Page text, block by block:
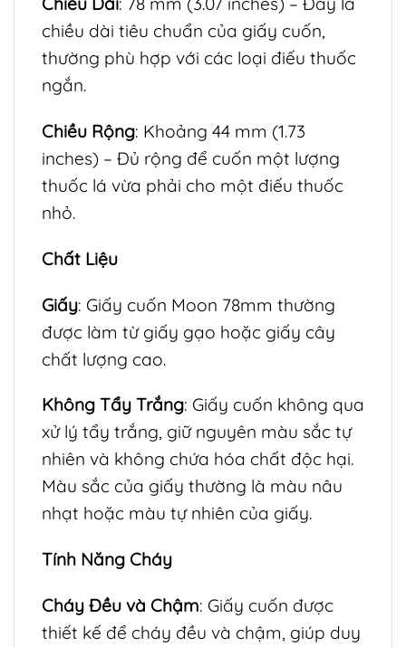
chiều dài tiêu chuẩn của giấy cuốn,
thường phù hợp với các loại điếu thuốc
ngắn.
Chiều Rộng: Khoảng 44 mm (1.73
inches) – Đủ rộng để cuốn một lượng
thuốc lá vừa phải cho một điếu thuốc
nhỏ.
Chất Liệu
Giấy: Giấy cuốn Moon 78mm thường
được làm từ giấy gạo hoặc giấy cây
chất lượng cao.
Không Tẩy Trắng: Giấy cuốn không qua
xử lý tẩy trắng, giữ nguyên màu sắc tự
nhiên và không chứa hóa chất độc hại.
Màu sắc của giấy thường là màu nâu
nhạt hoặc màu tự nhiên của giấy.
Tính Năng Cháy
Cháy Đều và Chậm: Giấy cuốn được
thiết kế để cháy đều và chậm, giúp duy